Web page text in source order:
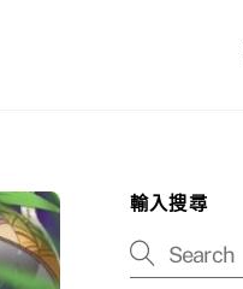
輸入搜尋